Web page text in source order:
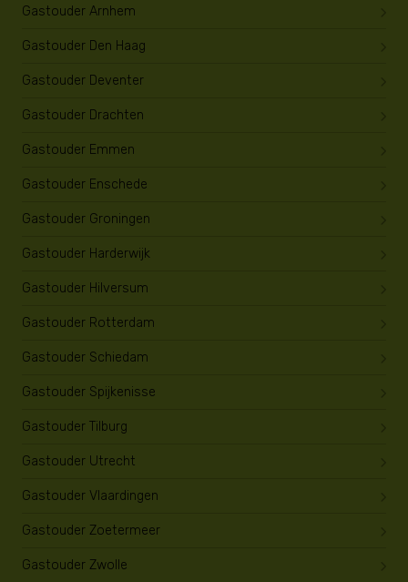
Gastouder Arnhem
Gastouder Den Haag
Gastouder Deventer
Gastouder Drachten
Gastouder Emmen
Gastouder Enschede
Gastouder Groningen
Gastouder Harderwijk
Gastouder Hilversum
Gastouder Rotterdam
Gastouder Schiedam
Gastouder Spijkenisse
Gastouder Tilburg
Gastouder Utrecht
Gastouder Vlaardingen
Gastouder Zoetermeer
Gastouder Zwolle